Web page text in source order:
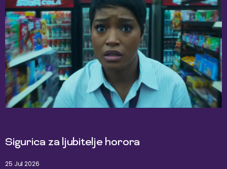
Sigurica za ljubitelje horora
25 Jul 2026